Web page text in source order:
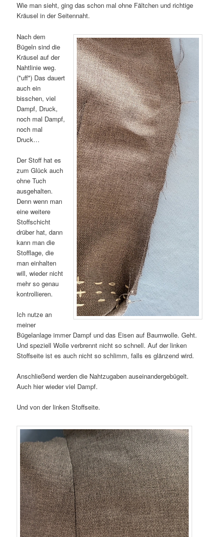
Wie man sieht, ging das schon mal ohne Fältchen und richtige
Kräusel in der Seitennaht.
Nach dem
Bügeln sind die
Kräusel auf der
Nahtlinie weg.
(*uff*) Das dauert
auch ein
bisschen, viel
Dampf, Druck,
noch mal Dampf,
noch mal
Druck…
Der Stoff hat es
zum Glück auch
ohne Tuch
ausgehalten.
Denn wenn man
eine weitere
Stoffschicht
drüber hat, dann
kann man die
Stofflage, die
man einhalten
will, wieder nicht
mehr so genau
kontrollieren.
Ich nutze an
meiner
Bügelanlage immer Dampf und das Eisen auf Baumwolle. Geht.
Und speziell Wolle verbrennt nicht so schnell. Auf der linken
Stoffseite ist es auch nicht so schlimm, falls es glänzend wird.
Anschließend werden die Nahtzugaben auseinandergebügelt.
Auch hier wieder viel Dampf.
Und von der linken Stoffseite.